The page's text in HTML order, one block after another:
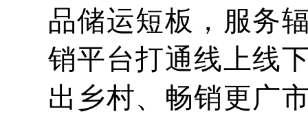
品储运短板，服务
销平台打通线上线
出乡村、畅销更广